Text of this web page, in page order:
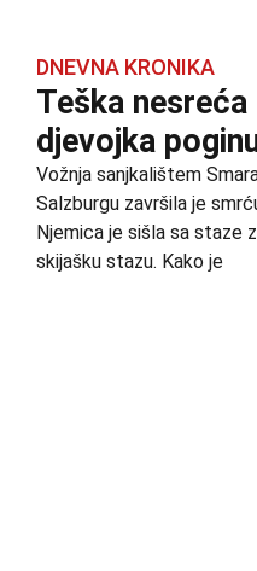
DNEVNA KRONIKA
Teška
djevojka
Vožnja sanjkalištem
Salzburgu završila je
Njemica je sišla sa staze
skijašku stazu. Kako je